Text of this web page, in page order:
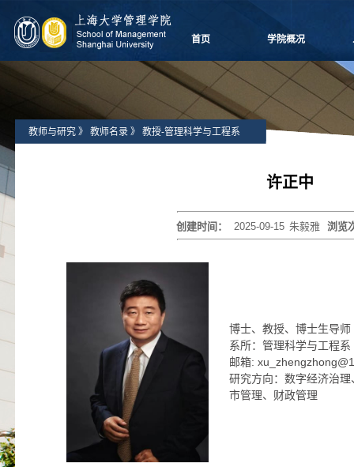
首页 学院概况
学院愿景
院长致辞
学院介绍
党群组织
学院制度
学院视频
教师与研究 》 教师名录 》 教授-管理科学与工程系
许正中
创建时间：2025-09-15 朱毅雅 浏览
博士、教授、博士生导师
系所：管理科学与工程系
邮箱:
研究方向：数字经济治
市管理、财政管理